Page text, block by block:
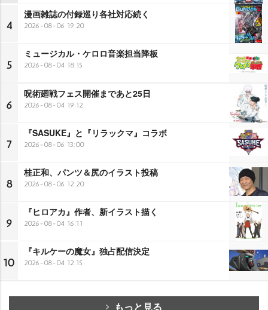
4
漫画雑誌の付録巡り各社対応続く
2026-08-06 19:20
5
ミュージカル・ケロロ音楽担当降板
2026-08-04 18:15
6
呪術廻戦フェス開催まであと25日
2026-08-04 19:12
7
『SASUKE』と『リラックマ』コラボ
2026-08-06 13:00
8
桂正和、パンツ＆尻のイラスト投稿
2026-08-06 12:20
9
『ヒロアカ』作者、新イラスト描く
2026-08-04 16:11
10
『キルケーの魔女』独占配信決定
2026-08-04 12:15
もっと見る